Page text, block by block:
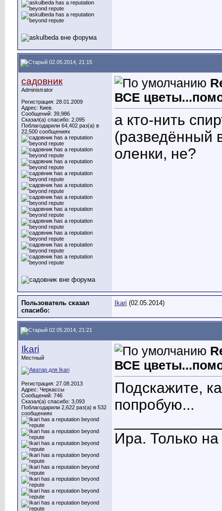
02.05.2014, 21:15
садовник
Administrator
Регистрация: 28.01.2009
Адрес: Киев.
Сообщений: 39,986
Сказал(а) спасибо: 2,095
Поблагодарили 64,402 раз(а) в
22,500 сообщениях
ВСЕ
а кто-нить
(разведённый
оленки, не?
Пользователь сказал
cпасибо:
Ikari (02.05.2014)
02.05.2014, 21:21
Ikari
Местный
Регистрация: 27.08.2013
Адрес: Черкассы
Сообщений: 746
Сказал(а) спасибо: 3,093
Поблагодарили 2,622 раз(а) в 532
сообщениях
ВСЕ
Подскажите,
попробую...
Ира. Только